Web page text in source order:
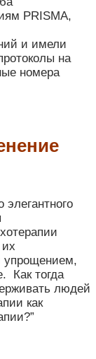
PRISMA,
и имели
на
номера
упрощением,
Как тогда
людей
как